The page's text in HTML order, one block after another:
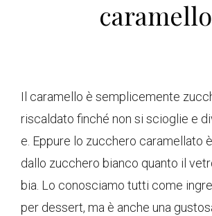
caramello
Il caramello è semplicemente
riscaldato finché non si scioglie e
e. Eppure lo zucchero caramellato
dallo zucchero bianco quanto il
bia. Lo conosciamo tutti come
per dessert, ma è anche una